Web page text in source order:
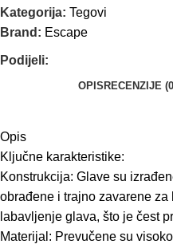
Kategorija: Tegovi
Brand: Escape
Podijeli:
OPIS RECENZIJE
Opis
Ključne karakteristike:
Konstrukcija: Glave su
obrađene i trajno zavarene za
labavljenje glava, što je čest
Materijal: Prevučene su